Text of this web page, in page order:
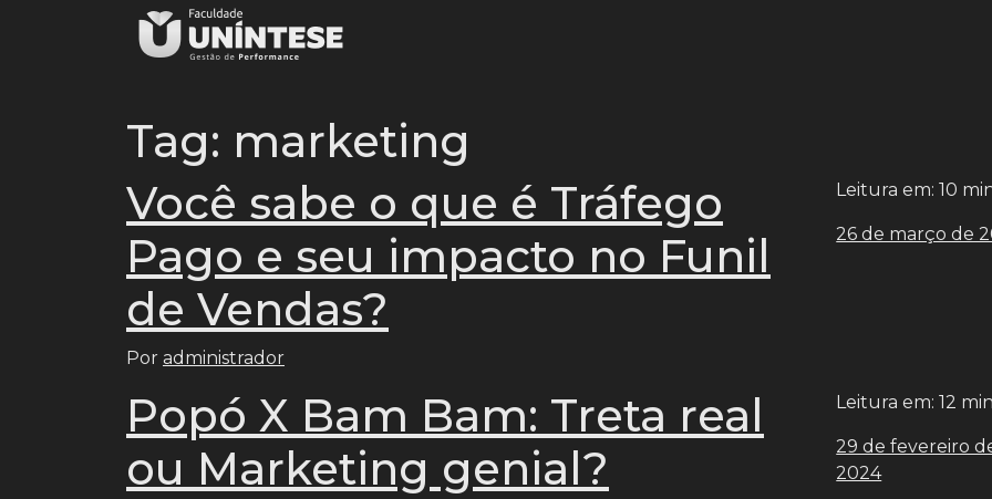
Tag: marketing
Você sabe o que é Tráfego
Pago e seu impacto no Funil
de Vendas?
Por administrador
Leitura em: 10
26 de março de
Popó X Bam Bam: Treta real
ou Marketing genial?
Leitura em: 12 min
29 de fevereiro
2024